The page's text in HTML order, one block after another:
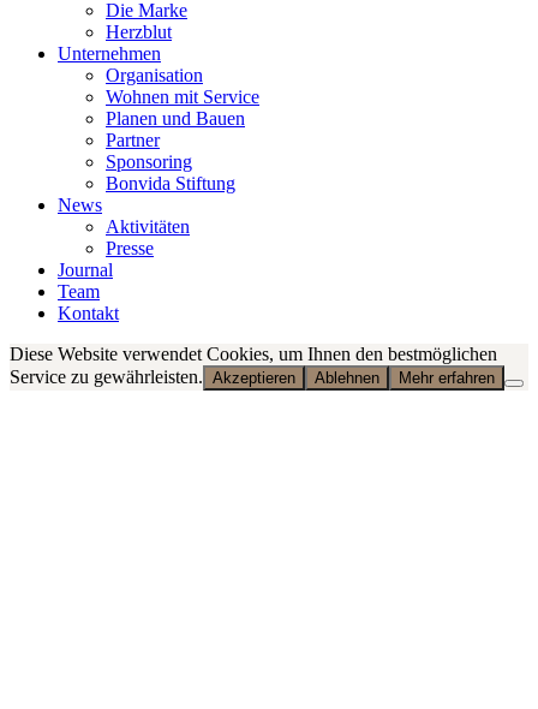
Die Marke
Herzblut
Unternehmen
Organisation
Wohnen mit Service
Planen und Bauen
Partner
Sponsoring
Bonvida Stiftung
News
Aktivitäten
Presse
Journal
Team
Kontakt
Diese Website verwendet Cookies, um Ihnen den bestmöglichen
Service zu gewährleisten. Akzeptieren Ablehnen Mehr erfahren